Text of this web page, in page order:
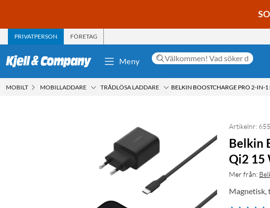
PRIVATPERSON FÖRETAG
Meny
MOBILT MOBILLADDARE TRÅDLÖSA LADDARE
Artikelnr:
Belkin
Qi2 15
Mer från:
Magnetisk,